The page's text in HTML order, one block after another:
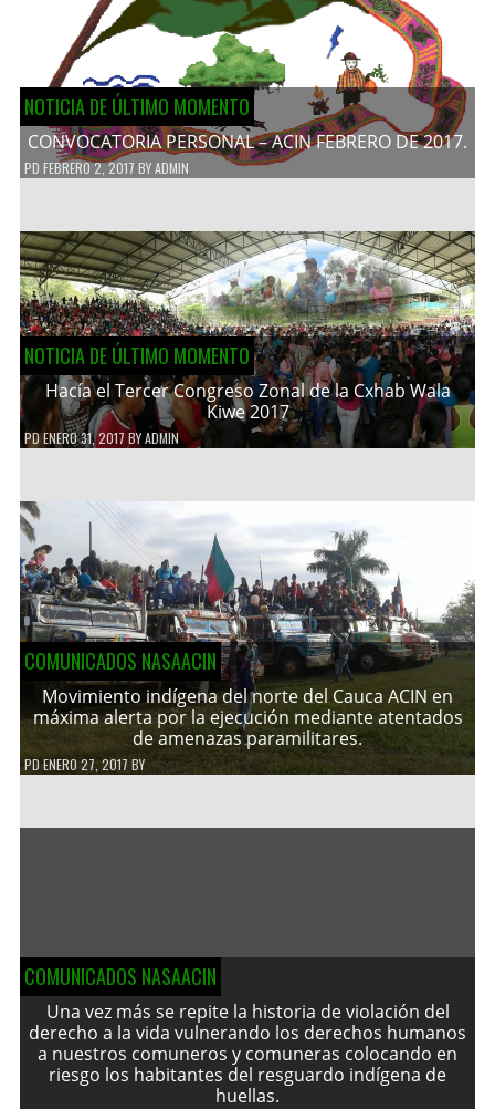
NOTICIA DE ÚLTIMO MOMENTO
CONVOCATORIA PERSONAL – ACIN FEBRERO DE 2017.
PD FEBRERO 2, 2017 BYADMIN
NOTICIA DE ÚLTIMO MOMENTO
Hacía el Tercer Congreso Zonal de la Cxhab Wala
Kiwe 2017
PDENERO 31, 2017 BYADMIN
COMUNICADOS NASAACIN
Movimiento indígena del norte del Cauca ACIN en
máxima alerta por la ejecución mediante atentados
de amenazas paramilitares.
PDENERO 27, 2017 BY
COMUNICADOS NASAACIN
Una vez más se repite la historia de violación del
derecho a la vida vulnerando los derechos humanos
a nuestros comuneros y comuneras colocando en
riesgo los habitantes del resguardo indígena de
huellas.